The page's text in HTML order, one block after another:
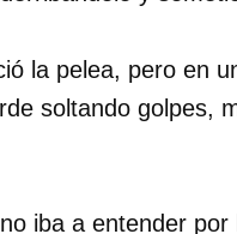
la pelea, pero en
soltando golpes,
iba a entender por